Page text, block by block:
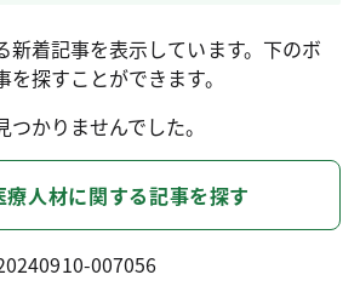
新着記事を表示しています。下のボ
探すことができます。
かりませんでした。
療人材に関する記事を探す
007056